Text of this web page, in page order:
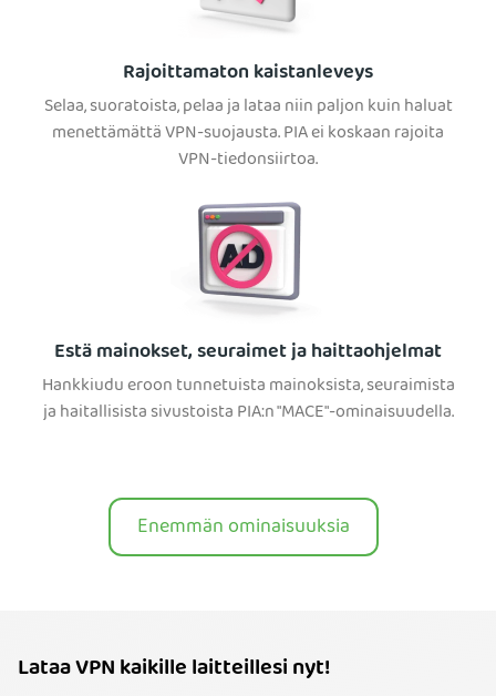
Rajoittamaton kaistanleveys
Selaa, suoratoista, pelaa ja lataa niin paljon kuin haluat
menettämättä VPN-suojausta. PIA ei koskaan rajoita
VPN-tiedonsiirtoa.
Estä mainokset, seuraimet ja haittaohjelmat
Hankkiudu eroon tunnetuista mainoksista, seuraimista
ja haitallisista sivustoista PIA:n "MACE"-ominaisuudella.
Enemmän ominaisuuksia
Lataa VPN kaikille laitteillesi nyt!